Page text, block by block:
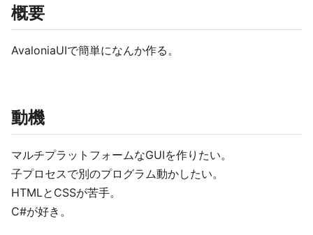
概要
AvaloniaUIで簡単になんか作る。
動機
マルチプラットフォームなGUIを作りたい。
子プロセスで別のプログラム動かしたい。
HTMLとCSSが苦手。
C#が好き。